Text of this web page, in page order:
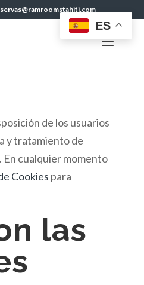
de los usuarios
y tratamiento de
En cualquier momento
Cookies para
las
ES